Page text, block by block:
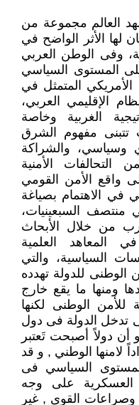
العالم مجموعة من
لها الأثر الواضح في
وفى الوطن العربي
المستوى السياسي
الأمريكي المتمثل في
الإقليمي العربي،
الغربية وخاصة
تتبنى مفهوم الشرق
وسياسي، والشراكة
التحالفات الأمنية
واقع الأمن القومي
في الاهتمام بصياغة
السبعينيات،
من خلال الأبحاث
المعاهد العلمية
السياسية، والتي
الوطنى للدولة تهدده
ومنها ما يقع خارج
للأمن الوطنى لكنها
تدخل الدولة فى دول
أن دولاً أصبحت تَعتبر
لامنها الوطني , و قد
السياسي فى
العسكرية على وجه
وصراعات القوى , غير